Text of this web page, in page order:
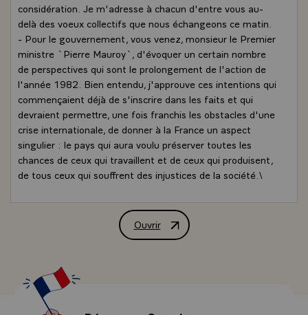
considération. Je m'adresse à chacun d'entre vous au-
delà des voeux collectifs que nous échangeons ce matin.
- Pour le gouvernement, vous venez, monsieur le Premier
ministre `Pierre Mauroy`, d'évoquer un certain nombre
de perspectives qui sont le prolongement de l'action de
l'année 1982. Bien entendu, j'approuve ces intentions qui
commençaient déjà de s'inscrire dans les faits et qui
devraient permettre, une fois franchis les obstacles d'une
crise internationale, de donner à la France un aspect
singulier : le pays qui aura voulu préserver toutes les
chances de ceux qui travaillent et de ceux qui produisent,
de tous ceux qui souffrent des injustices de la société.\
- Le premier c'est qu'il faut que le gouvernement ait de
l'autorité. Il faut qu'il ait de l'autorité sur lui-même,
tout de même un certain nombre de défaillances. Il faut
que les ministres se fassent obéir par leurs
administrations qui sont faites pour cela. De même
qu'eux sont faits pour cela. Il faut avoir de l'autorité sur
Ouvrir
Allocution de M. François Mitterrand,